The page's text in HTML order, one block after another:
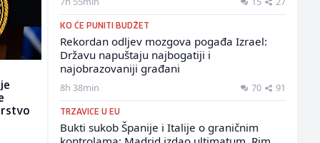
KO ĆE PUNITI BUDŽET
Rekordan odljev mozgova pogađa Izrael:
Državu napuštaju najbogatiji i
najobrazovaniji građani
8h 38min 70 91
TRZAVICE U EU
Bukti sukob Španije i Italije o graničnim